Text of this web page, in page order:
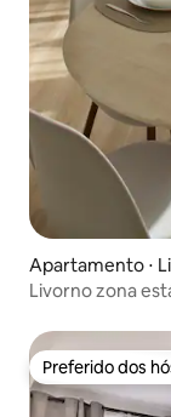
Apartamento ⋅
Livorno zona
Preferido dos
Preferido dos